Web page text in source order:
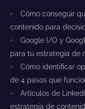
Cómo conseguir
contenido para
Google I/O y
para tu estrategia de
Cómo identificar
de 4 pasos que
Artículos de
estrategia de